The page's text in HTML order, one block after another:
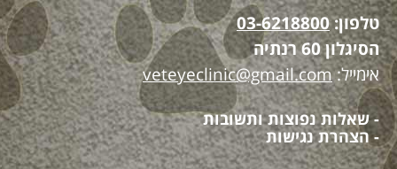
טלפון:03-6218800
הסיגלון 60 רנתיה
אימייל:veteyeclinic@gmail.com
- שאלות נפוצות ותשובות
- הצהרת נגישות